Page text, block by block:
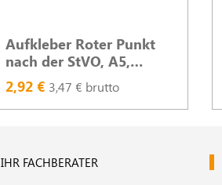
Aufkleber Roter Punkt
nach der StVO, A5,
leuchtrot, 2seitig
2,92 € 3,47 € brutto
IHR FACHBERATER